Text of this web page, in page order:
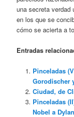
una secreta
en los que se
cómo se acierta a
Entradas
Pinceladas
Gorodischer
Ciudad, de
Pinceladas
Nobel a Dylan